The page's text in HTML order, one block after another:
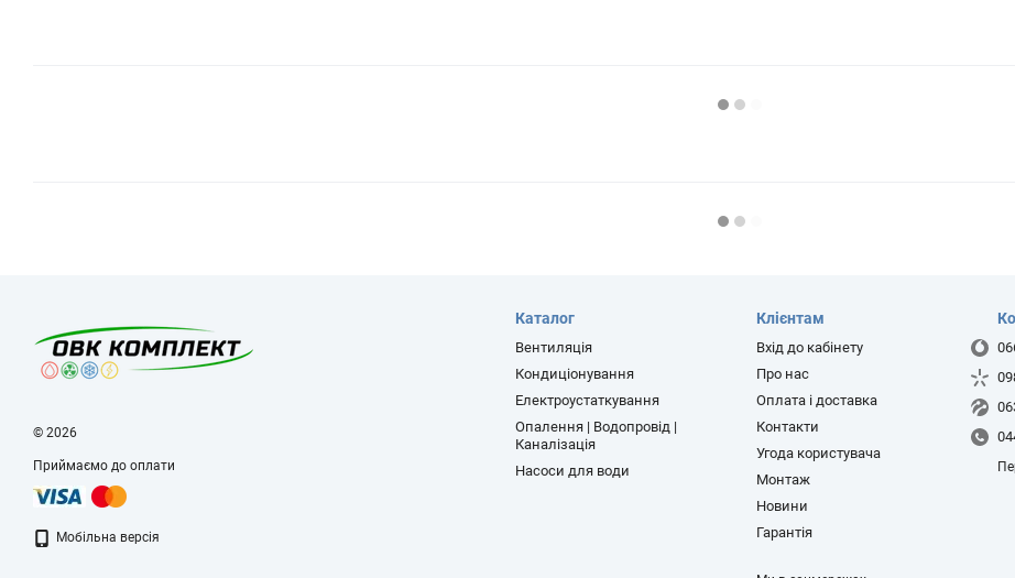
© 2026
Приймаємо до оплати
Мобільна версія
Каталог
Вентиляція
Кондиціонування
Електроустаткування
Опалення | Водопровід |
Каналізація
Насоси для води
Клієнтам
Вхід до кабінету
Про нас
Оплата і доставка
Контакти
Угода користувача
Монтаж
Новини
Гарантія